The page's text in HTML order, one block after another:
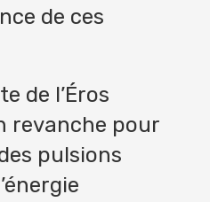
de ces
de l’Éros
revanche pour
pulsions